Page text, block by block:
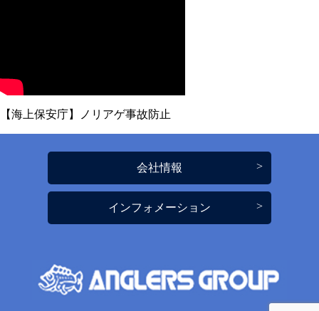
【海上保安庁】ノリアゲ事故防止
会社情報
インフォメーション